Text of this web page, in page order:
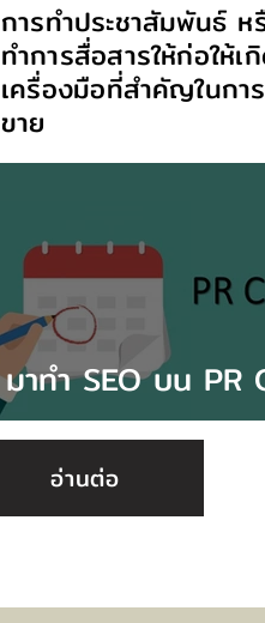
การทำประชาสัมพันธ์
ทำการสื่อสารให้ก่อใ
เครื่องมือที่สำคัญในกา
ขาย
อ่านต่อ
มาทำ SEO บน
เถอะ